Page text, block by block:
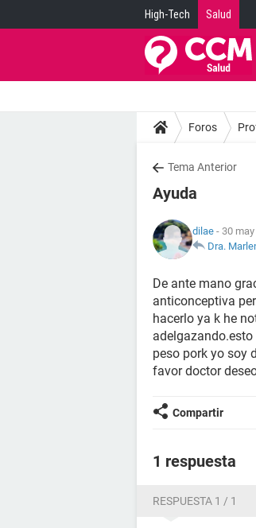
High-Tech Salud
Foros
Tema Anterior
Ayuda
dilae - 30
Dra.
De ante mano
anticonceptiva
hacerlo ya k he
peso pork yo soy
favor doctor
Compartir
1 respuesta
RESPUESTA 1 / 1